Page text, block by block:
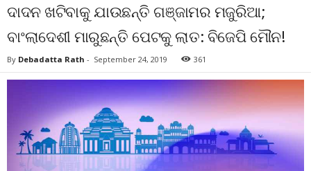
ଦାଦନ ଖଟିବାକୁ ଯାଉଛନ୍ତି ଗଞ୍ଜାମର ମଜୁରିଆ;
ବାଂଲାଦେଶୀ ମାରୁଛନ୍ତି ପେଟକୁ ଲାତ: ବିଜେପି ମୌନ!
By Debadatta Rath - September 24, 2019 361